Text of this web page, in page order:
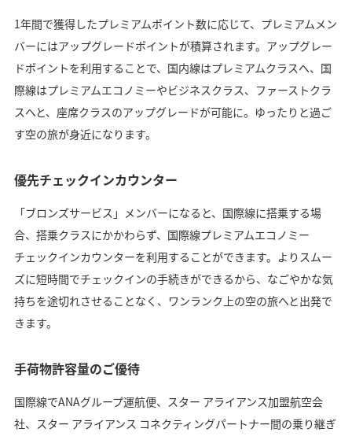
1年間で獲得したプレミアムポイント数に応じて、プレミアムメン
バーにはアップグレードポイントが積算されます。アップグレー
ドポイントを利用することで、国内線はプレミアムクラスへ、国
際線はプレミアムエコノミーやビジネスクラス、ファーストクラ
スへと、座席クラスのアップグレードが可能に。ゆったりと過ご
す空の旅が身近になります。
優先チェックインカウンター
「ブロンズサービス」メンバーになると、国際線に搭乗する場
合、搭乗クラスにかかわらず、国際線プレミアムエコノミー
チェックインカウンターを利用することができます。よりスムー
ズに短時間でチェックインの手続きができるから、なごやかな気
持ちを途切れさせることなく、ワンランク上の空の旅へと出発で
きます。
手荷物許容量のご優待
国際線でANAグループ運航便、スター アライアンス加盟航空会
社、スター アライアンス コネクティングパートナー間の乗り継ぎ